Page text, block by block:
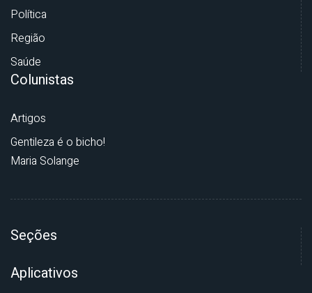
Política
Região
Saúde
Colunistas
Artigos
Gentileza é o bicho!
Maria Solange
Seções
Aplicativos